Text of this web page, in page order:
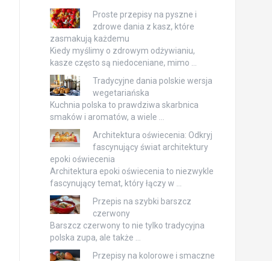
Proste przepisy na pyszne i
zdrowe dania z kasz, które
zasmakują każdemu
Kiedy myślimy o zdrowym odżywianiu,
kasze często są niedoceniane, mimo …
Tradycyjne dania polskie wersja
wegetariańska
Kuchnia polska to prawdziwa skarbnica
smaków i aromatów, a wiele …
Architektura oświecenia: Odkryj
fascynujący świat architektury
epoki oświecenia
Architektura epoki oświecenia to niezwykle
fascynujący temat, który łączy w …
Przepis na szybki barszcz
czerwony
Barszcz czerwony to nie tylko tradycyjna
polska zupa, ale także …
Przepisy na kolorowe i smaczne